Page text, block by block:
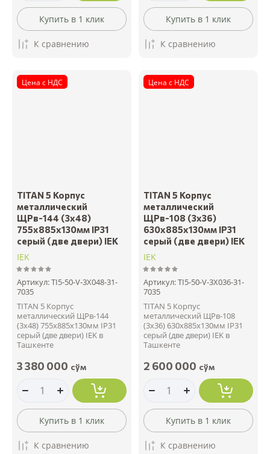
Купить в 1 клик
К сравнению
Купить в 1 клик
К сравнению
Цена с НДС
TITAN 5 Корпус
металлический
ЩРв-144 (3х48)
755х885х130мм IP31
серый (две двери) IEK
IEK
Артикул:TI5-50-V-3X048-31-
7035
TITAN 5 Корпус
металлический ЩРв-144
(3х48) 755х885х130мм IP31
серый (две двери) IEK в
Ташкенте
3 380 000 сўм
Купить в 1 клик
К сравнению
Цена с НДС
TITAN 5 Корпус
металлический
ЩРв-108 (3х36)
630х885х130мм IP31
серый (две двери) IEK
IEK
Артикул:TI5-50-V-3X036-31-
7035
TITAN 5 Корпус
металлический ЩРв-108
(3х36) 630х885х130мм IP31
серый (две двери) IEK в
Ташкенте
2 600 000 сўм
Купить в 1 клик
К сравнению